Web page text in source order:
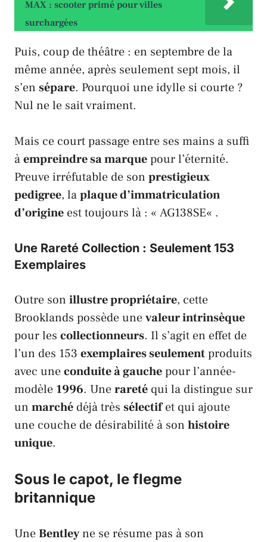
MAX : scooter primé pour villes
surchargées
Puis, coup de théâtre : en septembre de la
même année, après seulement sept mois, il
s’en sépare. Pourquoi une idylle si courte ?
Nul ne le sait vraiment.
Mais ce court passage entre ses mains a suffi
àempreindre sa marquepour l’éternité.
Preuve irréfutable de son prestigieux
pedigree, laplaque d’immatriculation
d’origine est toujours là : « AG138SE« .
Une Rareté Collection : Seulement 153
Exemplaires
Outre son illustre propriétaire, cette
Brooklands possède unevaleur intrinsèque
pour les collectionneurs. Il s’agit en effet de
l’un des 153 exemplaires seulementproduits
avec uneconduite à gauchepour l’année-
modèle 1996. Unerareté qui la distingue sur
un marché déjà très sélectifet qui ajoute
une couche de désirabilité à son histoire
unique.
Sous le capot, le flegme
britannique
UneBentleyne se résume pas à son